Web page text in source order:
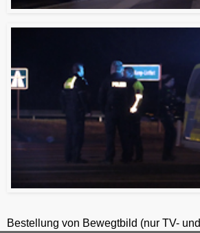
Bestellung von Bewegtbild (nur TV- und